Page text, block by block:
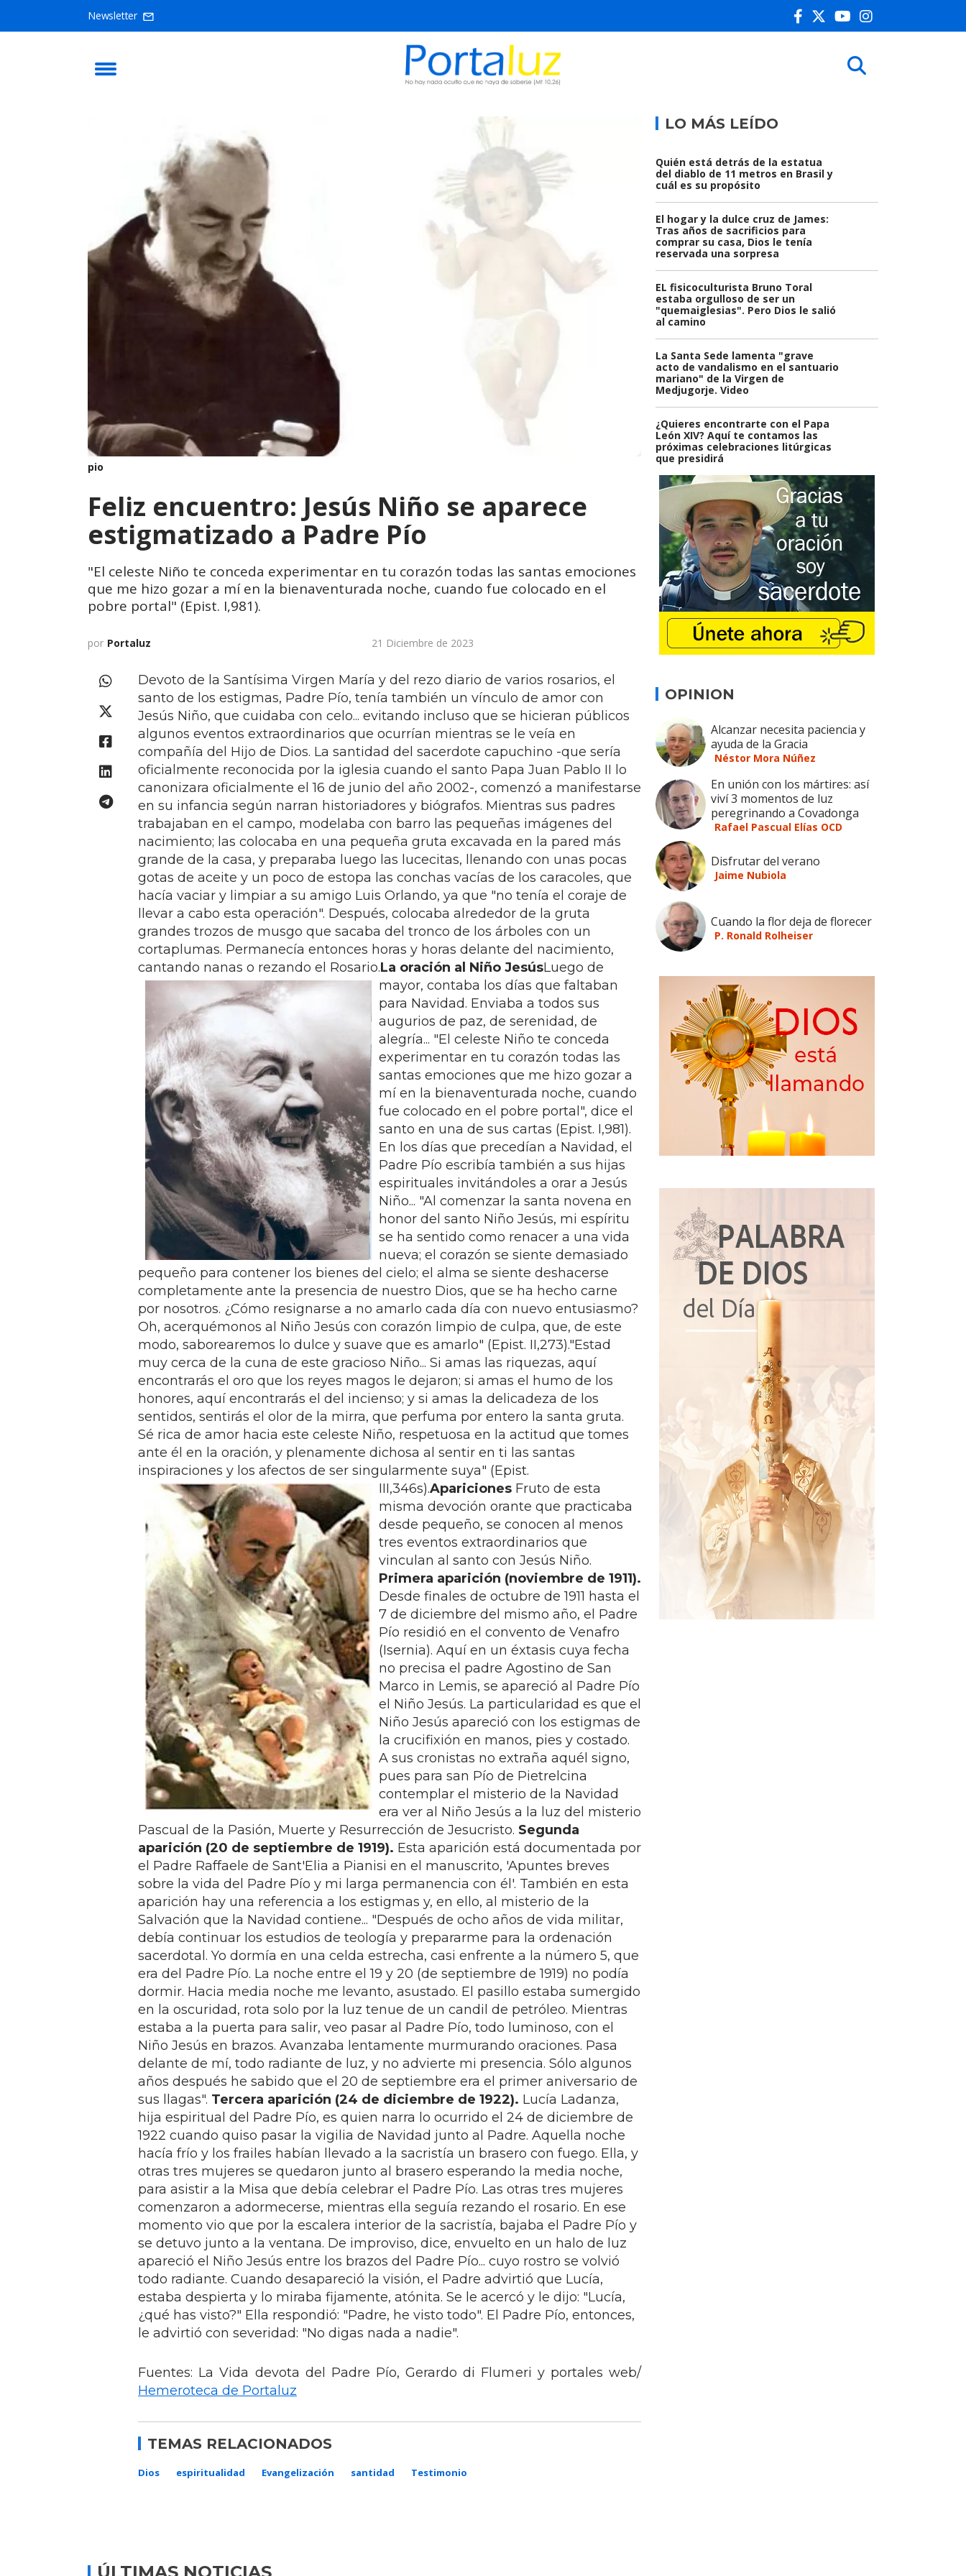
Newsletter
pio
Feliz encuentro: Jesús Niño se aparece
estigmatizado a Padre Pío
"El celeste Niño te conceda experimentar en tu corazón todas las santas emociones
que me hizo gozar a mí en la bienaventurada noche, cuando fue colocado en el
pobre portal" (Epist. I,981).
por Portaluz 21 Diciembre de 2023
Devoto de la Santísima Virgen María y del rezo diario de varios rosarios, el
santo de los estigmas, Padre Pío, tenía también un vínculo de amor con
Jesús Niño, que cuidaba con celo... evitando incluso que se hicieran públicos
algunos eventos extraordinarios que ocurrían mientras se le veía en
compañía del Hijo de Dios. La santidad del sacerdote capuchino -que sería
oficialmente reconocida por la iglesia cuando el santo Papa Juan Pablo II lo
canonizara oficialmente el 16 de junio del año 2002-, comenzó a manifestarse
en su infancia según narran historiadores y biógrafos. Mientras sus padres
trabajaban en el campo, modelaba con barro las pequeñas imágenes del
nacimiento; las colocaba en una pequeña gruta excavada en la pared más
grande de la casa, y preparaba luego las lucecitas, llenando con unas pocas
gotas de aceite y un poco de estopa las conchas vacías de los caracoles, que
hacía vaciar y limpiar a su amigo Luis Orlando, ya que "no tenía el coraje de
llevar a cabo esta operación". Después, colocaba alrededor de la gruta
grandes trozos de musgo que sacaba del tronco de los árboles con un
cortaplumas. Permanecía entonces horas y horas delante del nacimiento,
cantando nanas o rezando el Rosario.La oración al Niño JesúsLuego de
mayor, contaba los días que faltaban
para Navidad. Enviaba a todos sus
augurios de paz, de serenidad, de
alegría... "El celeste Niño te conceda
experimentar en tu corazón todas las
santas emociones que me hizo gozar a
mí en la bienaventurada noche, cuando
fue colocado en el pobre portal", dice el
santo en una de sus cartas (Epist. I,981).
En los días que precedían a Navidad, el
Padre Pío escribía también a sus hijas
espirituales invitándoles a orar a Jesús
Niño... "Al comenzar la santa novena en
honor del santo Niño Jesús, mi espíritu
se ha sentido como renacer a una vida
nueva; el corazón se siente demasiado
pequeño para contener los bienes del cielo; el alma se siente deshacerse
completamente ante la presencia de nuestro Dios, que se ha hecho carne
por nosotros. ¿Cómo resignarse a no amarlo cada día con nuevo entusiasmo?
Oh, acerquémonos al Niño Jesús con corazón limpio de culpa, que, de este
modo, saborearemos lo dulce y suave que es amarlo" (Epist. II,273)."Estad
muy cerca de la cuna de este gracioso Niño... Si amas las riquezas, aquí
encontrarás el oro que los reyes magos le dejaron; si amas el humo de los
honores, aquí encontrarás el del incienso; y si amas la delicadeza de los
sentidos, sentirás el olor de la mirra, que perfuma por entero la santa gruta.
Sé rica de amor hacia este celeste Niño, respetuosa en la actitud que tomes
ante él en la oración, y plenamente dichosa al sentir en ti las santas
inspiraciones y los afectos de ser singularmente suya" (Epist.
III,346s).Apariciones Fruto de esta
misma devoción orante que practicaba
desde pequeño, se conocen al menos
tres eventos extraordinarios que
vinculan al santo con Jesús Niño.
Primera aparición (noviembre de 1911).
Desde finales de octubre de 1911 hasta el
7 de diciembre del mismo año, el Padre
Pío residió en el convento de Venafro
(Isernia). Aquí en un éxtasis cuya fecha
no precisa el padre Agostino de San
Marco in Lemis, se apareció al Padre Pío
el Niño Jesús. La particularidad es que el
Niño Jesús apareció con los estigmas de
la crucifixión en manos, pies y costado.
A sus cronistas no extraña aquél signo,
pues para san Pío de Pietrelcina
contemplar el misterio de la Navidad
era ver al Niño Jesús a la luz del misterio
Pascual de la Pasión, Muerte y Resurrección de Jesucristo. Segunda
aparición (20 de septiembre de 1919). Esta aparición está documentada por
el Padre Raffaele de Sant'Elia a Pianisi en el manuscrito, 'Apuntes breves
sobre la vida del Padre Pío y mi larga permanencia con él'. También en esta
aparición hay una referencia a los estigmas y, en ello, al misterio de la
Salvación que la Navidad contiene... "Después de ocho años de vida militar,
debía continuar los estudios de teología y prepararme para la ordenación
sacerdotal. Yo dormía en una celda estrecha, casi enfrente a la número 5, que
era del Padre Pío. La noche entre el 19 y 20 (de septiembre de 1919) no podía
dormir. Hacia media noche me levanto, asustado. El pasillo estaba sumergido
en la oscuridad, rota solo por la luz tenue de un candil de petróleo. Mientras
estaba a la puerta para salir, veo pasar al Padre Pío, todo luminoso, con el
Niño Jesús en brazos. Avanzaba lentamente murmurando oraciones. Pasa
delante de mí, todo radiante de luz, y no advierte mi presencia. Sólo algunos
años después he sabido que el 20 de septiembre era el primer aniversario de
sus llagas". Tercera aparición (24 de diciembre de 1922). Lucía Ladanza,
hija espiritual del Padre Pío, es quien narra lo ocurrido el 24 de diciembre de
1922 cuando quiso pasar la vigilia de Navidad junto al Padre. Aquella noche
hacía frío y los frailes habían llevado a la sacristía un brasero con fuego. Ella, y
otras tres mujeres se quedaron junto al brasero esperando la media noche,
para asistir a la Misa que debía celebrar el Padre Pío. Las otras tres mujeres
comenzaron a adormecerse, mientras ella seguía rezando el rosario. En ese
momento vio que por la escalera interior de la sacristía, bajaba el Padre Pío y
se detuvo junto a la ventana. De improviso, dice, envuelto en un halo de luz
apareció el Niño Jesús entre los brazos del Padre Pío... cuyo rostro se volvió
todo radiante. Cuando desapareció la visión, el Padre advirtió que Lucía,
estaba despierta y lo miraba fijamente, atónita. Se le acercó y le dijo: "Lucía,
¿qué has visto?" Ella respondió: "Padre, he visto todo". El Padre Pío, entonces,
le advirtió con severidad: "No digas nada a nadie".
Fuentes: La Vida devota del Padre Pío, Gerardo di Flumeri y portales web/
Hemeroteca de Portaluz
TEMAS RELACIONADOS
Dios espiritualidad Evangelización santidad Testimonio
LO MÁS LEÍDO
Quién está detrás de la estatua
del diablo de 11 metros en Brasil y
cuál es su propósito
El hogar y la dulce cruz de James:
Tras años de sacrificios para
comprar su casa, Dios le tenía
reservada una sorpresa
EL fisicoculturista Bruno Toral
estaba orgulloso de ser un
"quemaiglesias". Pero Dios le salió
al camino
La Santa Sede lamenta "grave
acto de vandalismo en el santuario
mariano" de la Virgen de
Medjugorje. Video
¿Quieres encontrarte con el Papa
León XIV? Aquí te contamos las
próximas celebraciones litúrgicas
que presidirá
OPINION
Alcanzar necesita paciencia y
ayuda de la Gracia
Néstor Mora Núñez
En unión con los mártires: así
viví 3 momentos de luz
peregrinando a Covadonga
Rafael Pascual Elías OCD
Disfrutar del verano
Jaime Nubiola
Cuando la flor deja de florecer
P. Ronald Rolheiser